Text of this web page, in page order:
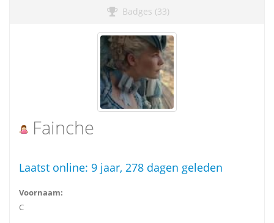
Badges (33)
Fainche
Laatst online: 9 jaar, 278 dagen geleden
Voornaam:
C